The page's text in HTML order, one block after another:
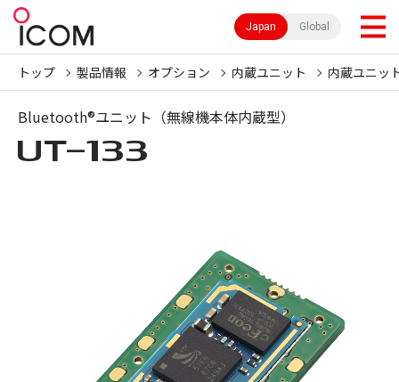
Japan Global
トップ 製品情報 オプション 内蔵ユニット 内蔵ユニッ
Bluetooth®ユニット（無線機本体内蔵型）
UT-133